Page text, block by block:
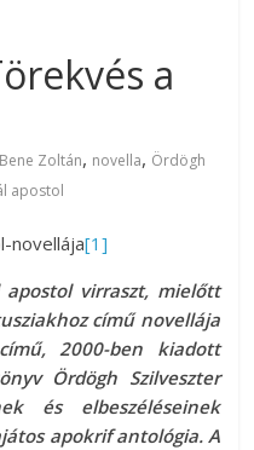
a
Bene Zoltán, novella, Ördögh
apostol
novellája[1]
apostol virraszt, mielőtt
című novellája
2000-ben kiadott
Ördögh Szilveszter
és elbeszéléseinek
apokrif antológia. A